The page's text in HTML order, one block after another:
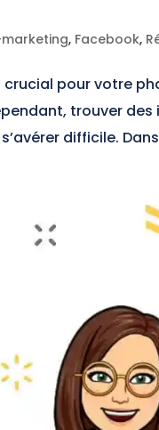
marketing, Facebook,
crucial pour votre
trouver
difficile.